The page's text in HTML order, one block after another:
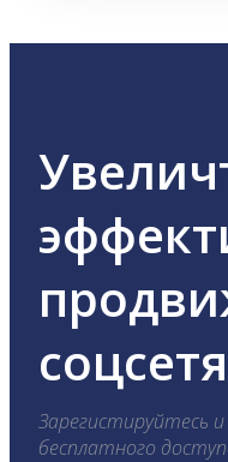
Зарегистируйтесь
бесплатного